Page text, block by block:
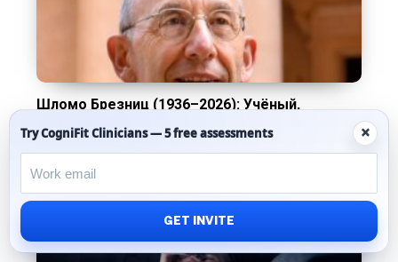
Шломо Брезниц (1936–2026): Учёный,
перестаёт учиться
Try CogniFit Clinicians — 5 free assessments ×
GET INVITE